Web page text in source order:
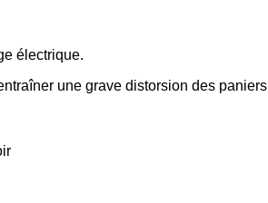
électrique.
une grave distorsion des paniers